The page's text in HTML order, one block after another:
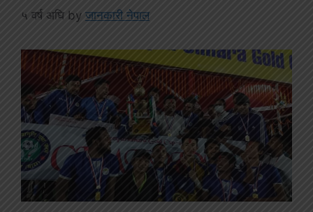
५ वर्ष अघि by जानकारी नेपाल